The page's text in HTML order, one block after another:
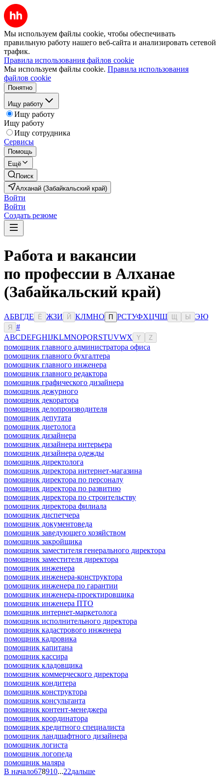
Мы используем файлы cookie, чтобы обеспечивать
правильную работу нашего веб-сайта и анализировать сетевой
трафик.
Правила использования файлов cookie
Мы используем файлы cookie. Правила использования
файлов cookie
Понятно
Ищу работу
Ищу работу
Ищу работу
Ищу сотрудника
Сервисы
Помощь
Ещё
Поиск
Алханай (Забайкальский край)
Войти
Войти
Создать резюме
Работа и вакансии
по профессии в Алханае
(Забайкальский край)
АБВГДЕ Ё ЖЗИ Й КЛМНО П РСТУФХЦЧШ Ы ЭЮ
Я
#
ABCDEFGHIJKLMNOPQRSTUVWX Y Z
помощник главного администратора офиса
помощник главного бухгалтера
помощник главного инженера
помощник главного редактора
помощник графического дизайнера
помощник дежурного
помощник декоратора
помощник делопроизводителя
помощник депутата
помощник диетолога
помощник дизайнера
помощник дизайнера интерьера
помощник дизайнера одежды
помощник директолога
помощник директора интернет-магазина
помощник директора по персоналу
помощник директора по развитию
помощник директора по строительству
помощник директора филиала
помощник диспетчера
помощник документоведа
помощник заведующего хозяйством
помощник закройщика
помощник заместителя генерального директора
помощник заместителя директора
помощник инженера
помощник инженера-конструктора
помощник инженера по гарантии
помощник инженера-проектировщика
помощник инженера ПТО
помощник интернет-маркетолога
помощник исполнительного директора
помощник кадастрового инженера
помощник кадровика
помощник капитана
помощник кассира
помощник кладовщика
помощник коммерческого директора
помощник кондитера
помощник конструктора
помощник консультанта
помощник контент-менеджера
помощник координатора
помощник кредитного специалиста
помощник ландшафтного дизайнера
помощник логиста
помощник логопеда
помощник маляра
В начало678910...22дальше